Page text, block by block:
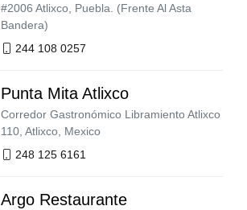
#2006 Atlixco, Puebla. (Frente Al Asta
Bandera)
244 108 0257
Punta Mita Atlixco
Corredor Gastronómico Libramiento Atlixco
110, Atlixco, Mexico
248 125 6161
Argo Restaurante